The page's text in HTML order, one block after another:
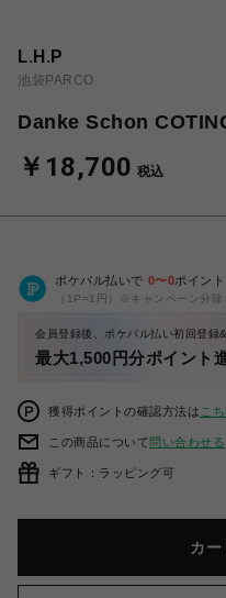
L.H.P
池袋PARCO
Danke Schon
￥18,700 税込
ポケパル払いで 0〜0ポイント
（1P=1円）※キャンペーン分除
会員登録後、ポケパル払い初回登録
最大1,500円分ポイント
獲得ポイントの確認方法は こち
この商品について問い合わせる
ギフト：ラッピング可
カー